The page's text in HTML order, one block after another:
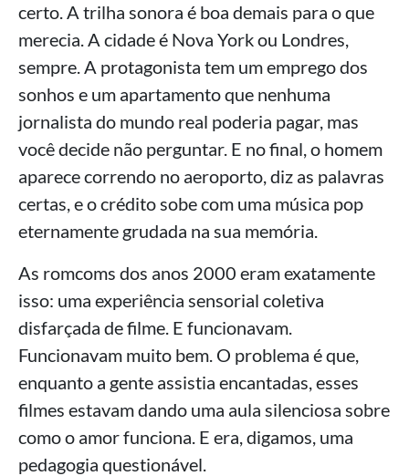
certo. A trilha sonora é boa demais para o que
merecia. A cidade é Nova York ou Londres,
sempre. A protagonista tem um emprego dos
sonhos e um apartamento que nenhuma
jornalista do mundo real poderia pagar, mas
você decide não perguntar. E no final, o homem
aparece correndo no aeroporto, diz as palavras
certas, e o crédito sobe com uma música pop
eternamente grudada na sua memória.
As romcoms dos anos 2000 eram exatamente
isso: uma experiência sensorial coletiva
disfarçada de filme. E funcionavam.
Funcionavam muito bem. O problema é que,
enquanto a gente assistia encantadas, esses
filmes estavam dando uma aula silenciosa sobre
como o amor funciona. E era, digamos, uma
pedagogia questionável.